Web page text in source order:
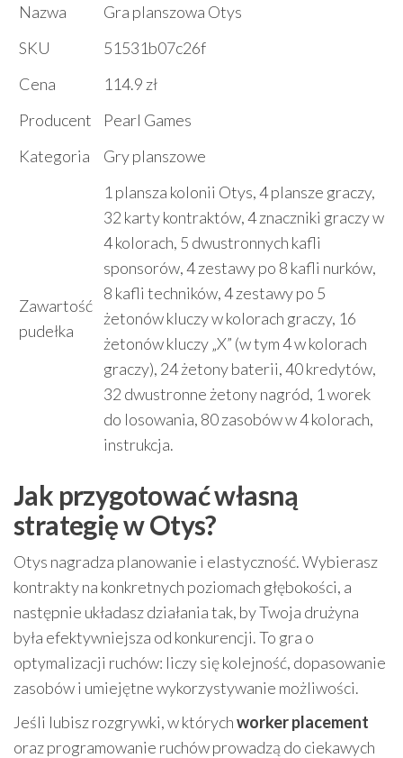
Nazwa
Gra planszowa Otys
SKU
51531b07c26f
Cena
114.9 zł
Producent
Pearl Games
Kategoria
Gry planszowe
Zawartość
pudełka
1 plansza kolonii Otys, 4 plansze graczy,
32 karty kontraktów, 4 znaczniki graczy w
4 kolorach, 5 dwustronnych kafli
sponsorów, 4 zestawy po 8 kafli nurków,
8 kafli techników, 4 zestawy po 5
żetonów kluczy w kolorach graczy, 16
żetonów kluczy „X” (w tym 4 w kolorach
graczy), 24 żetony baterii, 40 kredytów,
32 dwustronne żetony nagród, 1 worek
do losowania, 80 zasobów w 4 kolorach,
instrukcja.
Jak przygotować własną
strategię w Otys?
Otys nagradza planowanie i elastyczność. Wybierasz
kontrakty na konkretnych poziomach głębokości, a
następnie układasz działania tak, by Twoja drużyna
była efektywniejsza od konkurencji. To gra o
optymalizacji ruchów: liczy się kolejność, dopasowanie
zasobów i umiejętne wykorzystywanie możliwości.
Jeśli lubisz rozgrywki, w którychworker placement
oraz programowanie ruchów prowadzą do ciekawych